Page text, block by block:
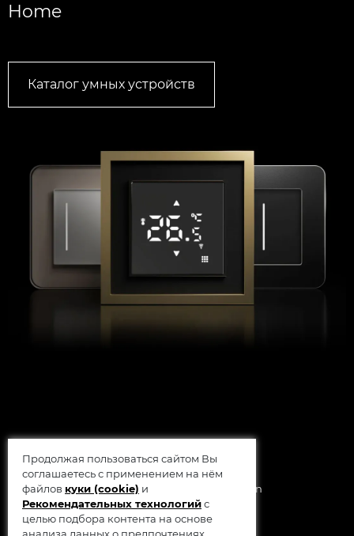
Home
Каталог умных устройств
© 2014 - 2026 Werkel AB, Sweden
Продолжая пользоваться сайтом Вы
соглашаетесь с применением на нём
файлов куки (cookie) и
Рекомендательных технологийс
целью подбора контента на основе